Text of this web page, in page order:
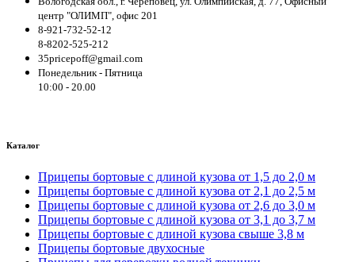
центр "ОЛИМП", офис 201
8-921-732-52-12
8-8202-525-212
35pricepoff@gmail.com
Понедельник - Пятница
10:00 - 20.00
Каталог
Прицепы бортовые с длиной кузова от 1,5 до 2,0 м
Прицепы бортовые с длиной кузова от 2,1 до 2,5 м
Прицепы бортовые с длиной кузова от 2,6 до 3,0 м
Прицепы бортовые с длиной кузова от 3,1 до 3,7 м
Прицепы бортовые с длиной кузова свыше 3,8 м
Прицепы бортовые двухосные